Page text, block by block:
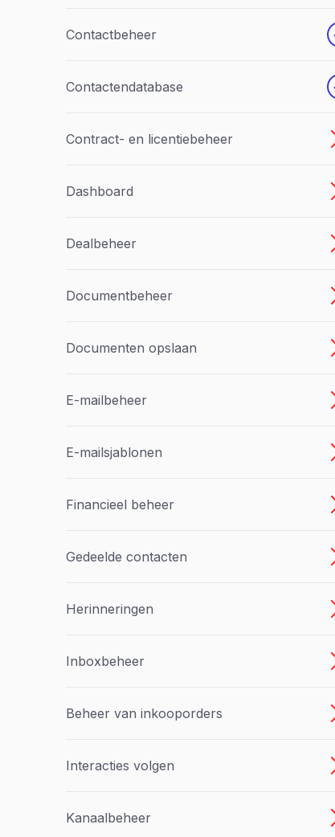
Contactbeheer
Contactendatabase
Contract- en licentiebeheer
Dashboard
Dealbeheer
Documentbeheer
Documenten opslaan
E-mailbeheer
E-mailsjablonen
Financieel beheer
Gedeelde contacten
Herinneringen
Inboxbeheer
Beheer van inkooporders
Interacties volgen
Kanaalbeheer